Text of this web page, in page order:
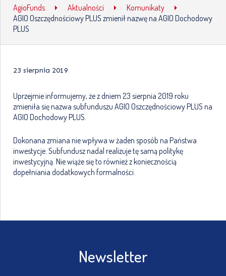
AgioFunds Aktualności
Komunikaty
AGIO Oszczędnościowy PLUS zmienił nazwę na AGIO Dochodowy
PLUS
23 sierpnia 2019
Uprzejmie informujemy, że z dniem 23 sierpnia 2019 roku
zmieniła się nazwa subfunduszu AGIO Oszczędnościowy PLUS na
AGIO Dochodowy PLUS.
Dokonana zmiana nie wpływa w żaden sposób na Państwa
inwestycje. Subfundusz nadal realizuje tę samą politykę
inwestycyjną. Nie wiąże się to również z koniecznością
dopełniania dodatkowych formalności.
Newsletter